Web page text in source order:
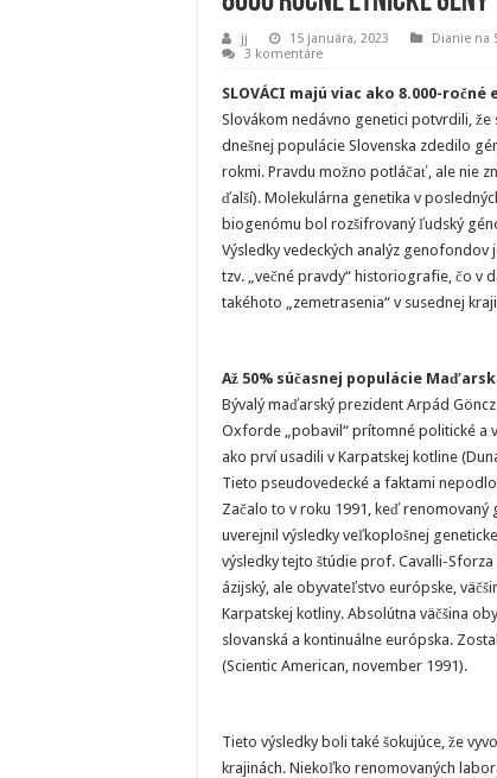
jj 15 januára, 2023 Dianie na
3 komentáre
SLOVÁCI majú viac ako 8.000-
Slovákom nedávno genetici potvrdili, že
dnešnej populácie Slovenska zdedilo
rokmi. Pravdu možno potláčať, ale nie
ďalší). Molekulárna genetika v
biogenómu bol rozšifrovaný ľudský
Výsledky vedeckých analýz
tzv. „večné pravdy“ historiografie, čo v
takéhoto „zemetrasenia“ v susednej
Až 50% súčasnej populácie
Bývalý maďarský prezident Arpád
Oxforde „pobavil“ prítomné politické a
ako prví usadili v Karpatskej kotline
Tieto pseudovedecké a faktami
Začalo to v roku 1991, keď renomovaný
uverejnil výsledky veľkoplošnej
výsledky tejto štúdie prof. Cavalli-
ázijský, ale obyvateľstvo európske,
Karpatskej kotliny. Absolútna väčšina
slovanská a kontinuálne európska.
(Scientic American, november 1991).
Tieto výsledky boli také šokujúce, že
krajinách. Niekoľko renomovaných